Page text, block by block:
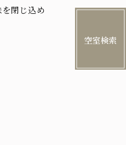
空室検索
閉じ込め